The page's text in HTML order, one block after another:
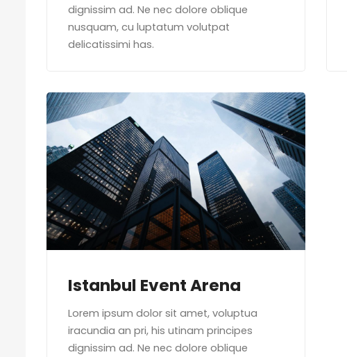
dignissim ad. Ne nec dolore oblique
nusquam, cu luptatum volutpat
delicatissimi has.
Istanbul Event Arena
Lorem ipsum dolor sit amet, voluptua
iracundia an pri, his utinam principes
dignissim ad. Ne nec dolore oblique